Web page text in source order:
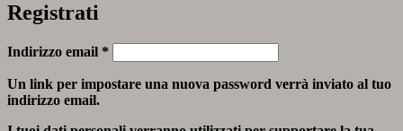
Registrati
Indirizzo email *
Un link per impostare una nuova password verrà inviato al tuo
indirizzo email.